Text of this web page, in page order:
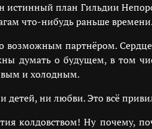
истинный план Гильдии
что-нибудь раньше
партнёром.
думать о будущем, в том
и холодным.
детей, ни любви. Это всё
колдовством! Ну почему,